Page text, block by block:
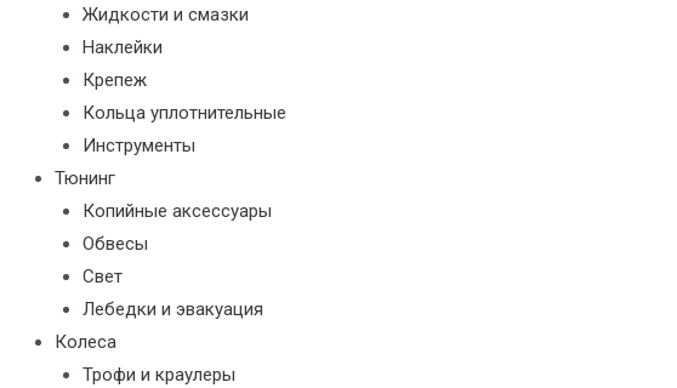
Жидкости и смазки
Наклейки
Крепеж
Кольца уплотнительные
Инструменты
Тюнинг
Копийные аксессуары
Обвесы
Свет
Лебедки и эвакуация
Колеса
Трофи и краулеры